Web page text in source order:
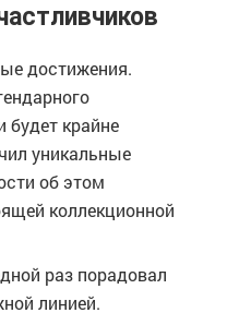
достижения.
крайне
уникальные
об этом
коллекционной
раз порадовал
линией.